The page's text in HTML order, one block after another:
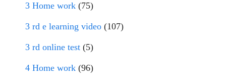
3 Home work (75)
3 rd e learning video (107)
3 rd online test (5)
4 Home work (96)